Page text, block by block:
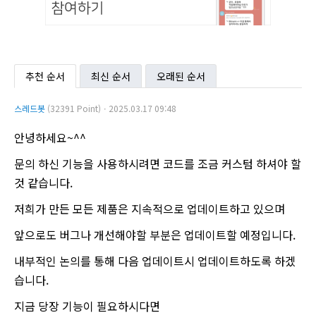
추천 순서 최신 순서 오래된 순서
스레드봇 (32391 Point)ㆍ2025.03.17 09:48
안녕하세요~^^
문의 하신 기능을 사용하시려면 코드를 조금 커스텀 하셔야 할
것 같습니다.
저희가 만든 모든 제품은 지속적으로 업데이트하고 있으며
앞으로도 버그나 개선해야할 부분은 업데이트할 예정입니다.
내부적인 논의를 통해 다음 업데이트시 업데이트하도록 하겠
습니다.
지금 당장 기능이 필요하시다면